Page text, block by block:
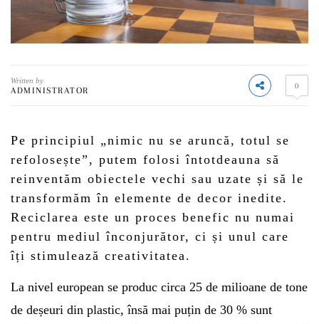
Written by
ADMINISTRATOR 0
Pe principiul „nimic nu se aruncă, totul se
refolosește”, putem folosi întotdeauna să
reinventăm obiectele vechi sau uzate și să le
transformăm în elemente de decor inedite.
Reciclarea este un proces benefic nu numai
pentru mediul înconjurător, ci și unul care
îți stimulează creativitatea.
La nivel european se produc circa 25 de milioane de tone
de deșeuri din plastic, însă mai puțin de 30 % sunt